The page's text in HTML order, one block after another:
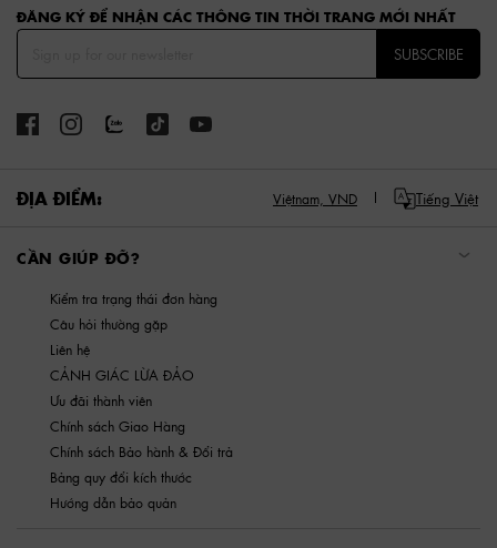
ĐĂNG KÝ ĐỂ NHẬN CÁC THÔNG TIN THỜI TRANG MỚI NHẤT
SUBSCRIBE
ĐỊA ĐIỂM: Việtnam, VND Tiếng Việt
CẦN GIÚP ĐỠ?
Kiểm tra trạng thái đơn hàng
Câu hỏi thường gặp
Liên hệ
CẢNH GIÁC LỪA ĐẢO
Ưu đãi thành viên
Chính sách Giao Hàng
Chính sách Bảo hành & Đổi trả
Bảng quy đổi kích thước
Hướng dẫn bảo quản